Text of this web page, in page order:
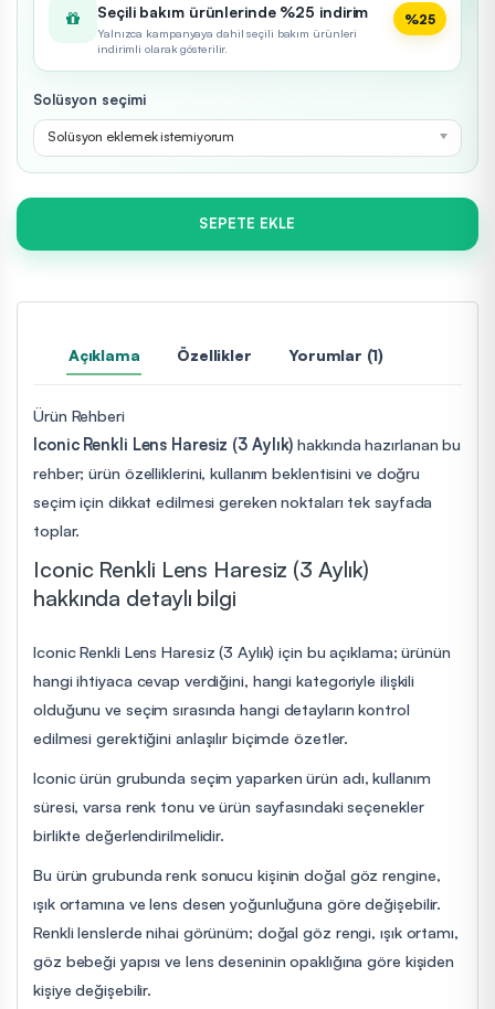
Seçili bakım ürünlerinde %25 indirim
Yalnızca kampanyaya dahil seçili bakım ürünleri
indirimli olarak gösterilir.
%25
Solüsyon seçimi
Solüsyon eklemek istemiyorum
SEPETE EKLE
Açıklama Özellikler Yorumlar (1)
Ürün Rehberi
Iconic Renkli Lens Haresiz (3 Aylık) hakkında hazırlanan bu
rehber; ürün özelliklerini, kullanım beklentisini ve doğru
seçim için dikkat edilmesi gereken noktaları tek sayfada
toplar.
Iconic Renkli Lens Haresiz (3 Aylık)
hakkında detaylı bilgi
Iconic Renkli Lens Haresiz (3 Aylık) için bu açıklama; ürünün
hangi ihtiyaca cevap verdiğini, hangi kategoriyle ilişkili
olduğunu ve seçim sırasında hangi detayların kontrol
edilmesi gerektiğini anlaşılır biçimde özetler.
Iconic ürün grubunda seçim yaparken ürün adı, kullanım
süresi, varsa renk tonu ve ürün sayfasındaki seçenekler
birlikte değerlendirilmelidir.
Bu ürün grubunda renk sonucu kişinin doğal göz rengine,
ışık ortamına ve lens desen yoğunluğuna göre değişebilir.
Renkli lenslerde nihai görünüm; doğal göz rengi, ışık ortamı,
göz bebeği yapısı ve lens deseninin opaklığına göre kişiden
kişiye değişebilir.